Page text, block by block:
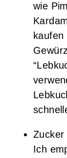
wie
Zucker
Ich